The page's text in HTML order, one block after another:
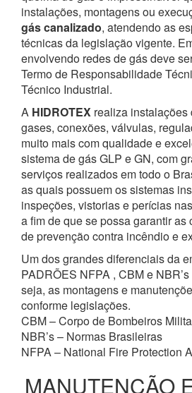
instalações, montagens ou
gás canalizado, atendendo as
técnicas da legislação vigente.
envolvendo redes de gás deve
Termo de Responsabilidade
Técnico Industrial.
A HIDROTEX realiza
gases, conexões, válvulas,
muito mais com qualidade e
sistema de gás GLP e GN, com
serviços realizados em todo o
as quais possuem os sistemas
inspeções, vistorias e perícias
a fim de que se possa garantir
de prevenção contra incêndio e
Um dos grandes diferenciais da
PADRÕES NFPA , CBM e
seja, as montagens e
conforme legislações.
CBM – Corpo de Bombeiros
NBR’s – Normas Brasileiras
NFPA – National Fire Protection
MANUTENÇÃO